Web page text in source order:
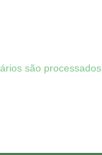
são processados